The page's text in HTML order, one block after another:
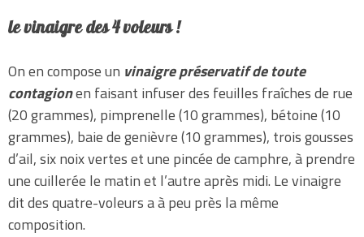
le vinaigre des 4 voleurs !
On en compose un vinaigre préservatif de toute
contagionen faisant infuser des feuilles fraîches de rue
(20 grammes), pimprenelle (10 grammes), bétoine (10
grammes), baie de genièvre (10 grammes), trois gousses
d’ail, six noix vertes et une pincée de camphre, à prendre
une cuillerée le matin et l’autre après midi. Le vinaigre
dit des quatre-voleurs a à peu près la même
composition.